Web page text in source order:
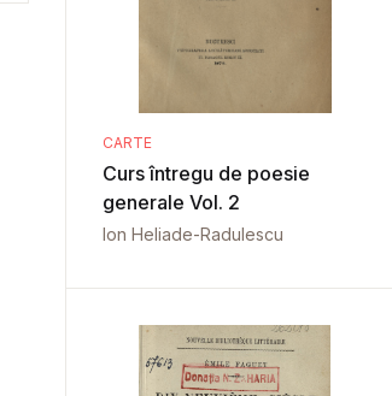
CARTE
Curs întregu de poesie
generale Vol. 2
Ion Heliade-Radulescu